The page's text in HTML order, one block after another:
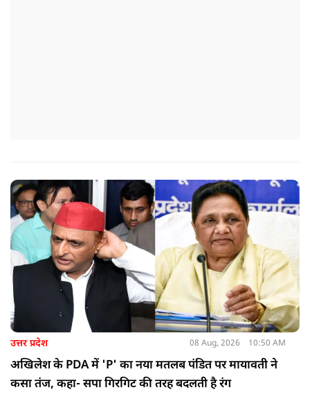
उत्तर प्रदेश 08 Aug, 2026 10:50 AM
अखिलेश के PDA में 'P' का नया मतलब पंडित पर मायावती ने
कसा तंज, कहा- सपा गिरगिट की तरह बदलती है रंग